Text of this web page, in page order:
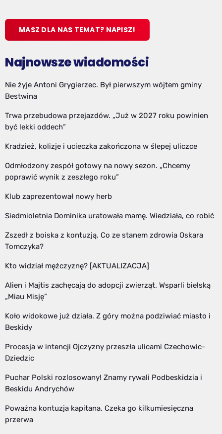
MASZ DLA NAS TEMAT? NAPISZ!
Najnowsze wiadomości
Nie żyje Antoni Grygierzec. Był pierwszym wójtem gminy
Bestwina
Trwa przebudowa przejazdów. „Już w 2027 roku powinien
być lekki oddech”
Kradzież, kolizje i ucieczka zakończona w ślepej uliczce
Odmłodzony zespół gotowy na nowy sezon. „Chcemy
poprawić wynik z zeszłego roku”
Klub zaprezentował nowy herb
Siedmioletnia Dominika uratowała mamę. Wiedziała, co robić
Zszedł z boiska z kontuzją. Co ze stanem zdrowia Oskara
Tomczyka?
Kto widział mężczyznę? [AKTUALIZACJA]
Alien i Majtis zachęcają do adopcji zwierząt. Wsparli bielską
„Miau Misję”
Koło widokowe już działa. Z góry można podziwiać miasto i
Beskidy
Procesja w intencji Ojczyzny przeszła ulicami Czechowic-
Dziedzic
Puchar Polski rozlosowany! Znamy rywali Podbeskidzia i
Beskidu Andrychów
Poważna kontuzja kapitana. Czeka go kilkumiesięczna
przerwa